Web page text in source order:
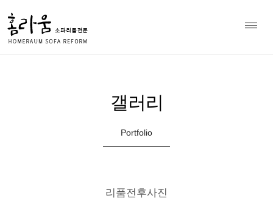
소파 천갈이 전문 홈라움 상담
010-8979-7297
갤러리
갤러리
Portfolio
리품전후사진